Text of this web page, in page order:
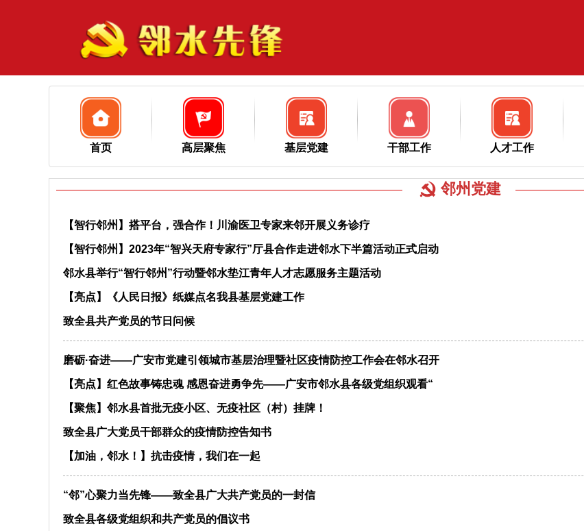
首页 高层聚焦 基层党建 干部工作 人才工作
邻州党建
【智行邻州】搭平台，强合作！川渝医卫专家来邻开展义务诊疗
【智行邻州】2023年“智兴天府专家行”厅县合作走进邻水下半篇活动正式启动
邻水县举行“智行邻州”行动暨邻水垫江青年人才志愿服务主题活动
【亮点】《人民日报》纸媒点名我县基层党建工作
致全县共产党员的节日问候
磨砺·奋进——广安市党建引领城市基层治理暨社区疫情防控工作会在邻水召开
【亮点】红色故事铸忠魂 感恩奋进勇争先——广安市邻水县各级党组织观看“
【聚焦】邻水县首批无疫小区、无疫社区（村）挂牌！
致全县广大党员干部群众的疫情防控告知书
【加油，邻水！】抗击疫情，我们在一起
“邻”心聚力当先锋——致全县广大共产党员的一封信
致全县各级党组织和共产党员的倡议书